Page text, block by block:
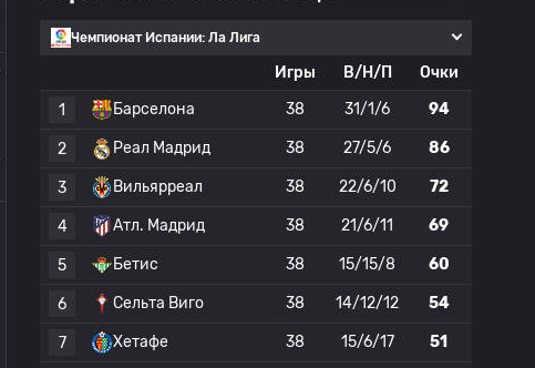
Чемпионат Испании: Ла Лига
Игры В/Н/П
Очки
1
Барселона 38 31/1/6 94
2 Реал Мадрид 38 27/5/6 86
3 Вильярреал 38 22/6/10 72
4 Атл. Мадрид 38 21/6/11 69
5 Бетис 38 15/15/8 60
6 Сельта Виго 38 14/12/12 54
7 Хетафе 38 15/6/17 51